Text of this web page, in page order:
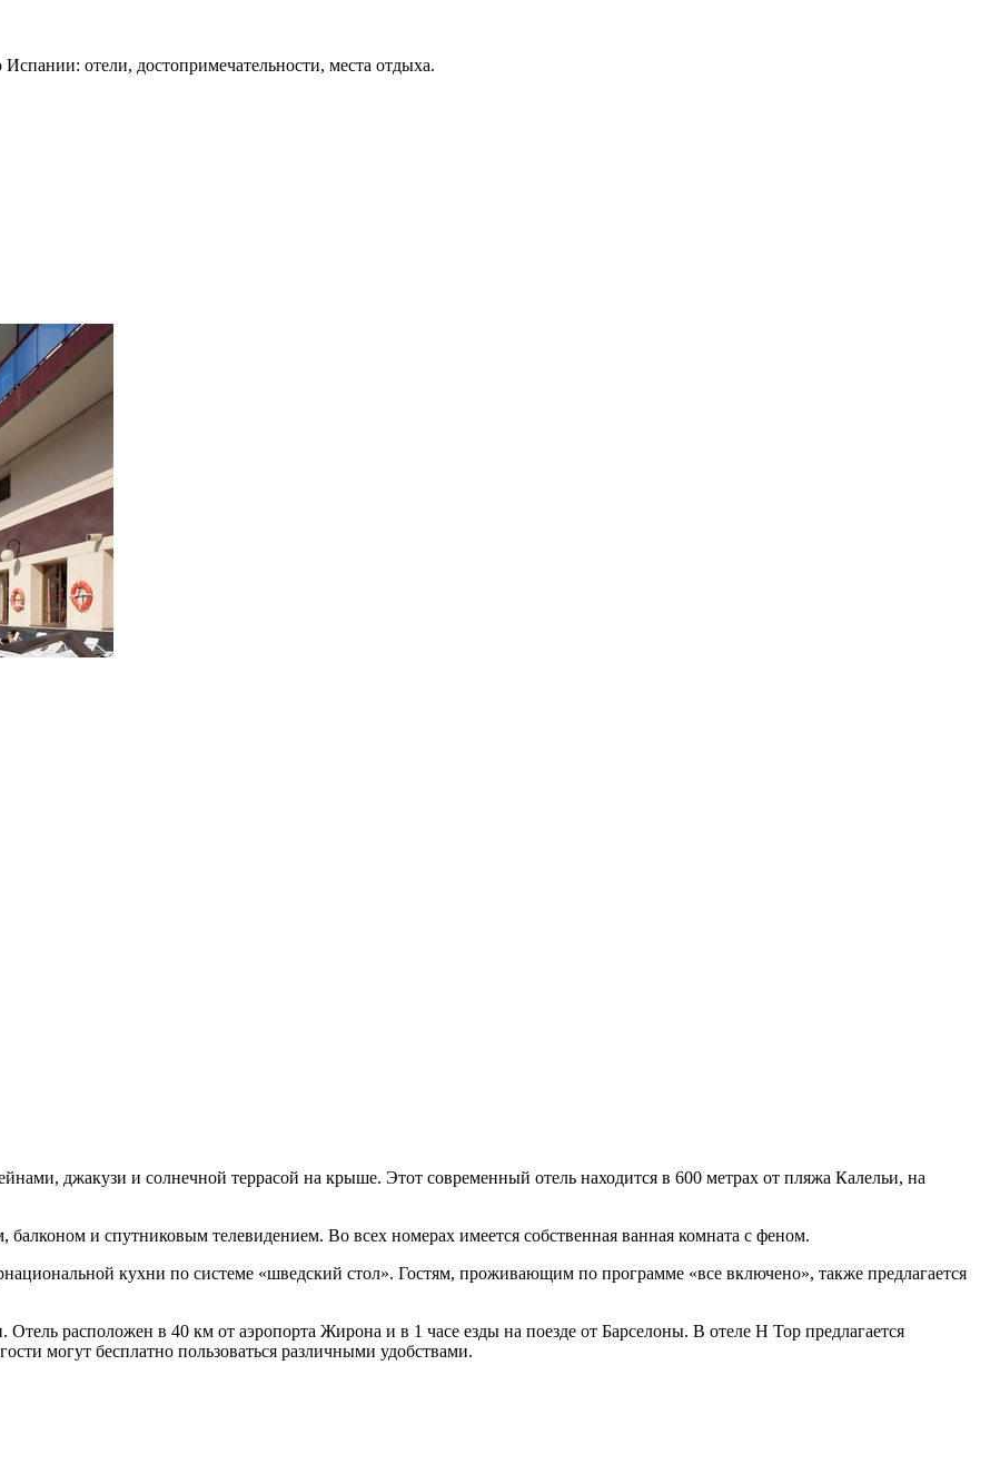
отели, достопримечательности, места отдыха.
джакузи и солнечной террасой на крыше. Этот современный отель находится в 600 метрах от пляжа Калельи, на
и спутниковым телевидением. Во всех номерах имеется собственная ванная комната с феном.
кухни по системе «шведский стол». Гостям, проживающим по программе «все включено», также предлагается
расположен в 40 км от аэропорта Жирона и в 1 часе езды на поезде от Барселоны. В отеле H Top предлагается
могут бесплатно пользоваться различными удобствами.